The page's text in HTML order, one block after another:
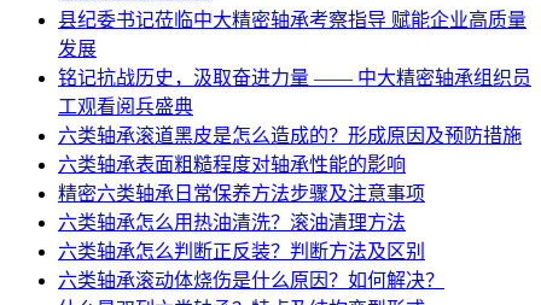
县纪委书记莅临中大精密轴承考察指导 赋能企业高质量
发展
铭记抗战历史，汲取奋进力量 —— 中大精密轴承组织员
工观看阅兵盛典
六类轴承滚道黑皮是怎么造成的？形成原因及预防措施
六类轴承表面粗糙程度对轴承性能的影响
精密六类轴承日常保养方法步骤及注意事项
六类轴承怎么用热油清洗？滚油清理方法
六类轴承怎么判断正反装？判断方法及区别
六类轴承滚动体烧伤是什么原因？如何解决？